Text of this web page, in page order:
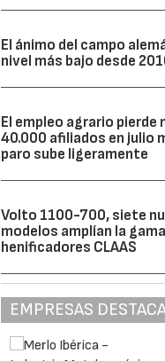
El ánimo del campo
nivel más bajo desde
El empleo agrario pierde
40.000 afiliados en julio
paro sube ligeramente
Volto 1100-700, siete
modelos amplían la
henificadores CLAAS
EMPRESAS